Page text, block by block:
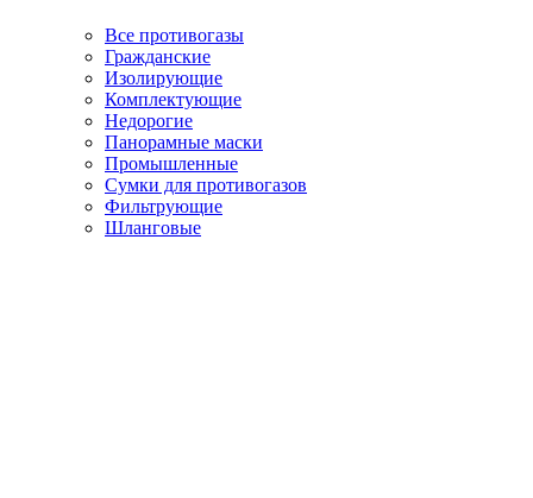
Все противогазы
Гражданские
Изолирующие
Комплектующие
Недорогие
Панорамные маски
Промышленные
Сумки для противогазов
Фильтрующие
Шланговые